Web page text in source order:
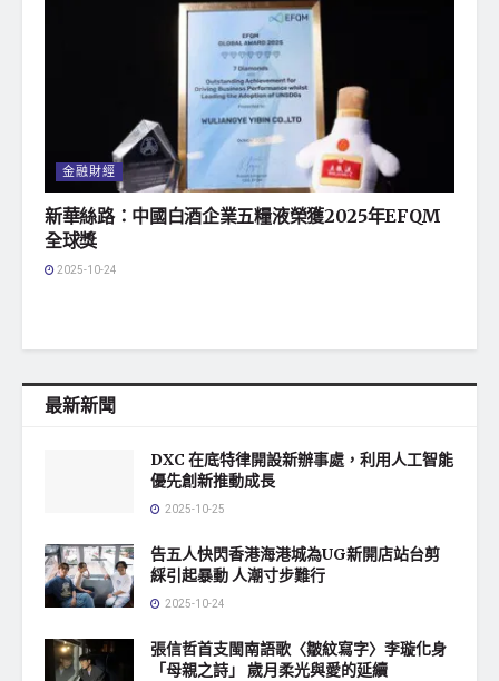
金融財經
新華絲路：中國白酒企業五糧液榮獲2025年EFQM
全球獎
2025-10-24
最新新聞
DXC 在底特律開設新辦事處，利用人工智能
優先創新推動成長
2025-10-25
告五人快閃香港海港城為UG新開店站台剪
綵引起暴動 人潮寸步難行
2025-10-24
張信哲首支閩南語歌〈皺紋寫字〉李璇化身
「母親之詩」 歲月柔光與愛的延續